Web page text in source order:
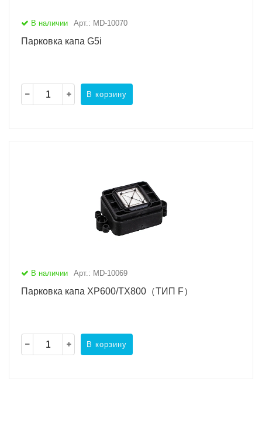
В наличии Арт.: MD-10070
Парковка капа G5i
В корзину
В наличии Арт.: MD-10069
Парковка капа XP600/TX800（ТИП F）
В корзину